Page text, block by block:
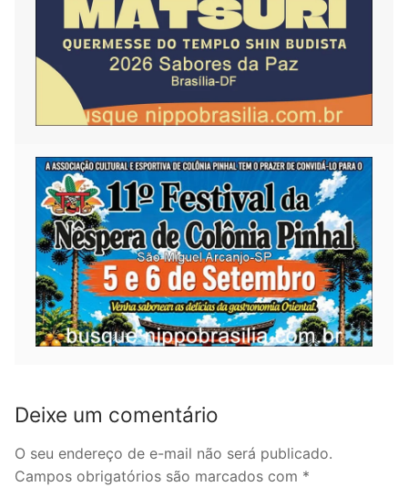
Deixe um comentário
O seu endereço de e-mail não será publicado.
Campos obrigatórios são marcados com *